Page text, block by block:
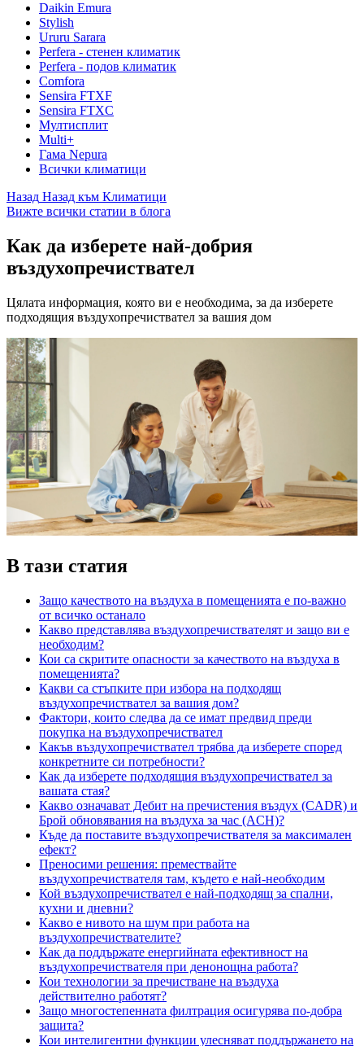
Daikin Emura
Stylish
Ururu Sarara
Perfera - стенен климатик
Perfera - подов климатик
Comfora
Sensira FTXF
Sensira FTXC
Мултисплит
Multi+
Гама Nepura
Всички климатици
Назад Назад към Климатици
Вижте всички статии в блога
Как да изберете най-добрия
въздухопречиствател
Цялата информация, която ви е необходима, за да изберете
подходящия въздухопречиствател за вашия дом
В тази статия
Защо качеството на въздуха в помещенията е по-важно
от всичко останало
Какво представлява въздухопречиствателят и защо ви е
необходим?
Кои са скритите опасности за качеството на въздуха в
помещенията?
Какви са стъпките при избора на подходящ
въздухопречиствател за вашия дом?
Фактори, които следва да се имат предвид преди
покупка на въздухопречиствател
Какъв въздухопречиствател трябва да изберете според
конкретните си потребности?
Как да изберете подходящия въздухопречиствател за
вашата стая?
Какво означават Дебит на пречистения въздух (CADR) и
Брой обновявания на въздуха за час (ACH)?
Къде да поставите въздухопречиствателя за максимален
ефект?
Преносими решения: премествайте
въздухопречиствателя там, където е най-необходим
Кой въздухопречиствател е най-подходящ за спални,
кухни и дневни?
Какво е нивото на шум при работа на
въздухопречиствателите?
Как да поддържате енергийната ефективност на
въздухопречиствателя при денонощна работа?
Кои технологии за пречистване на въздуха
действително работят?
Защо многостепенната филтрация осигурява по-добра
защита?
Кои интелигентни функции улесняват поддържането на